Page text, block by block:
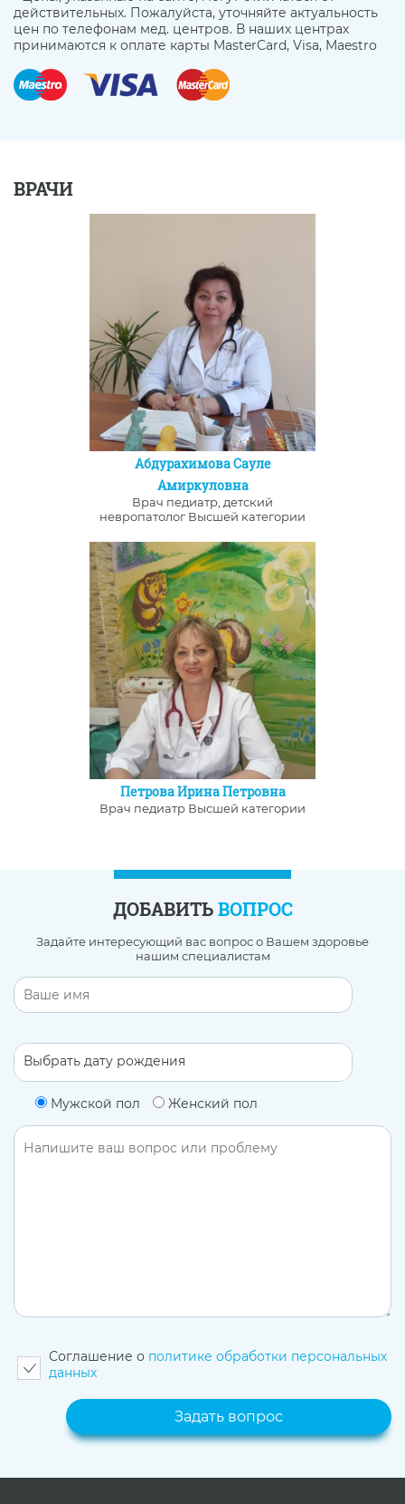
действительных. Пожалуйста, уточняйте актуальность
цен по телефонам мед. центров. В наших центрах
принимаются к оплате карты MasterCard, Visa, Maestro
ВРАЧИ
Абдурахимова Сауле
Амиркуловна
Врач педиатр, детский
невропатолог Высшей категории
Петрова Ирина Петровна
Врач педиатр Высшей категории
ДОБАВИТЬВОПРОС
Задайте интересующий вас вопрос о Вашем здоровье
нашим специалистам
Мужской пол Женский пол
Соглашение о политике обработки персональных
данных